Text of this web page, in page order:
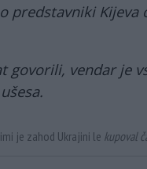
predstavniki
govorili, vendar je
je zahod Ukrajini le kupoval